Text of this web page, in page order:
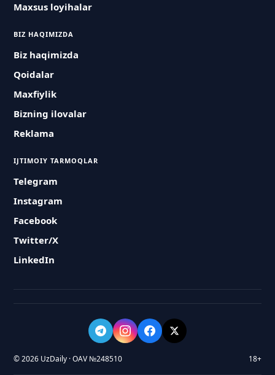
Maxsus loyihalar
BIZ HAQIMIZDA
Biz haqimizda
Qoidalar
Maxfiylik
Bizning ilovalar
Reklama
IJTIMOIY TARMOQLAR
Telegram
Instagram
Facebook
Twitter/X
LinkedIn
© 2026 UzDaily · OAV №248510 18+